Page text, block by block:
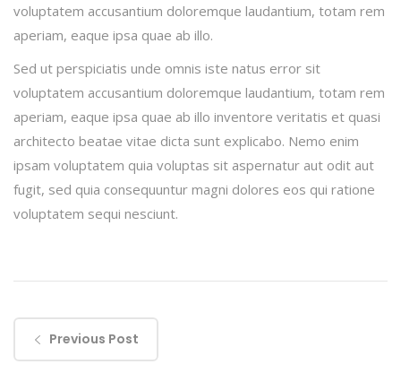
voluptatem accusantium doloremque laudantium, totam rem
aperiam, eaque ipsa quae ab illo.
Sed ut perspiciatis unde omnis iste natus error sit
voluptatem accusantium doloremque laudantium, totam rem
aperiam, eaque ipsa quae ab illo inventore veritatis et quasi
architecto beatae vitae dicta sunt explicabo. Nemo enim
ipsam voluptatem quia voluptas sit aspernatur aut odit aut
fugit, sed quia consequuntur magni dolores eos qui ratione
voluptatem sequi nesciunt.
Previous Post